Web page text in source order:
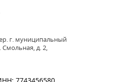
г. муниципальный
Смольная, д. 2,